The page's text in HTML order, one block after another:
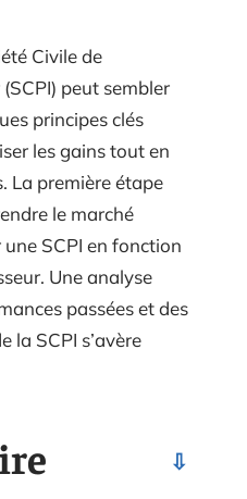
Civile de
peut sembler
principes clés
les gains tout en
La première étape
le marché
SCPI en fonction
Une analyse
passées et des
la SCPI s’avère